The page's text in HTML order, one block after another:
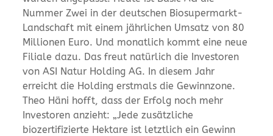
Nummer Zwei in der deutschen Biosupermarkt-
Landschaft mit einem jährlichen Umsatz von 80
Millionen Euro. Und monatlich kommt eine neue
Filiale dazu. Das freut natürlich die Investoren
von ASI Natur Holding AG. In diesem Jahr
erreicht die Holding erstmals die Gewinnzone.
Theo Häni hofft, dass der Erfolg noch mehr
Investoren anzieht: „Jede zusätzliche
biozertifizierte Hektare ist letztlich ein Gewinn